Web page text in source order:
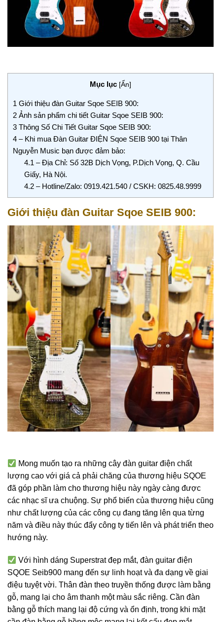
Mục lục [Ẩn]
1 Giới thiệu đàn Guitar Sqoe SEIB 900:
2 Ảnh sản phẩm chi tiết Guitar Sqoe SEIB 900:
3 Thông Số Chi Tiết Guitar Sqoe SEIB 900:
4 – Khi mua Đàn Guitar ĐIỆN Sqoe SEIB 900 tại Thân
Nguyễn Music bạn được đảm bảo:
4.1– Địa Chỉ: Số 32B Dịch Vọng, P.Dịch Vọng, Q. Cầu
Giấy, Hà Nội.
4.2– Hotline/Zalo: 0919.421.540 / CSKH: 0825.48.9999
Giới thiệu đàn Guitar Sqoe SEIB 900:
Mong muốn tạo ra những cây đàn guitar điện chất
lượng cao với giá cả phải chăng của thương hiệu SQOE
đã góp phần làm cho thương hiệu này ngày càng được
các nhạc sĩ ưa chuộng. Sự phổ biến của thương hiệu cũng
như chất lượng của các công cụ đang tăng lên qua từng
năm và điều này thúc đẩy công ty tiến lên và phát triển theo
hướng này.
Với hình dáng Superstrat đẹp mắt, đàn guitar điện
SQOE Seib900 mang đến sự linh hoạt và đa dạng về giai
điệu tuyệt vời. Thân đàn theo truyền thống được làm bằng
gỗ, mang lại cho âm thanh một màu sắc riêng. Cần đàn
bằng gỗ thích mang lại độ cứng và ổn định, trong khi mặt